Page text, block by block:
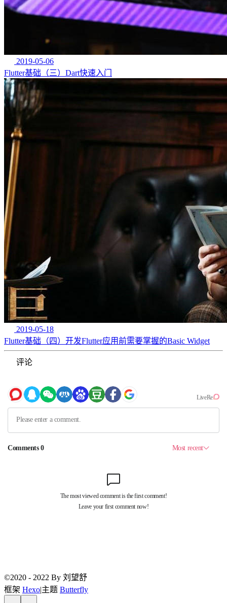
2019-05-06
Flutter基础（三）Dart快速入门
2019-05-18
Flutter基础（四）开发Flutter应用前需要掌握的Basic Widget
评论
©2020 - 2022 By 刘望舒
框架 Hexo|主题 Butterfly